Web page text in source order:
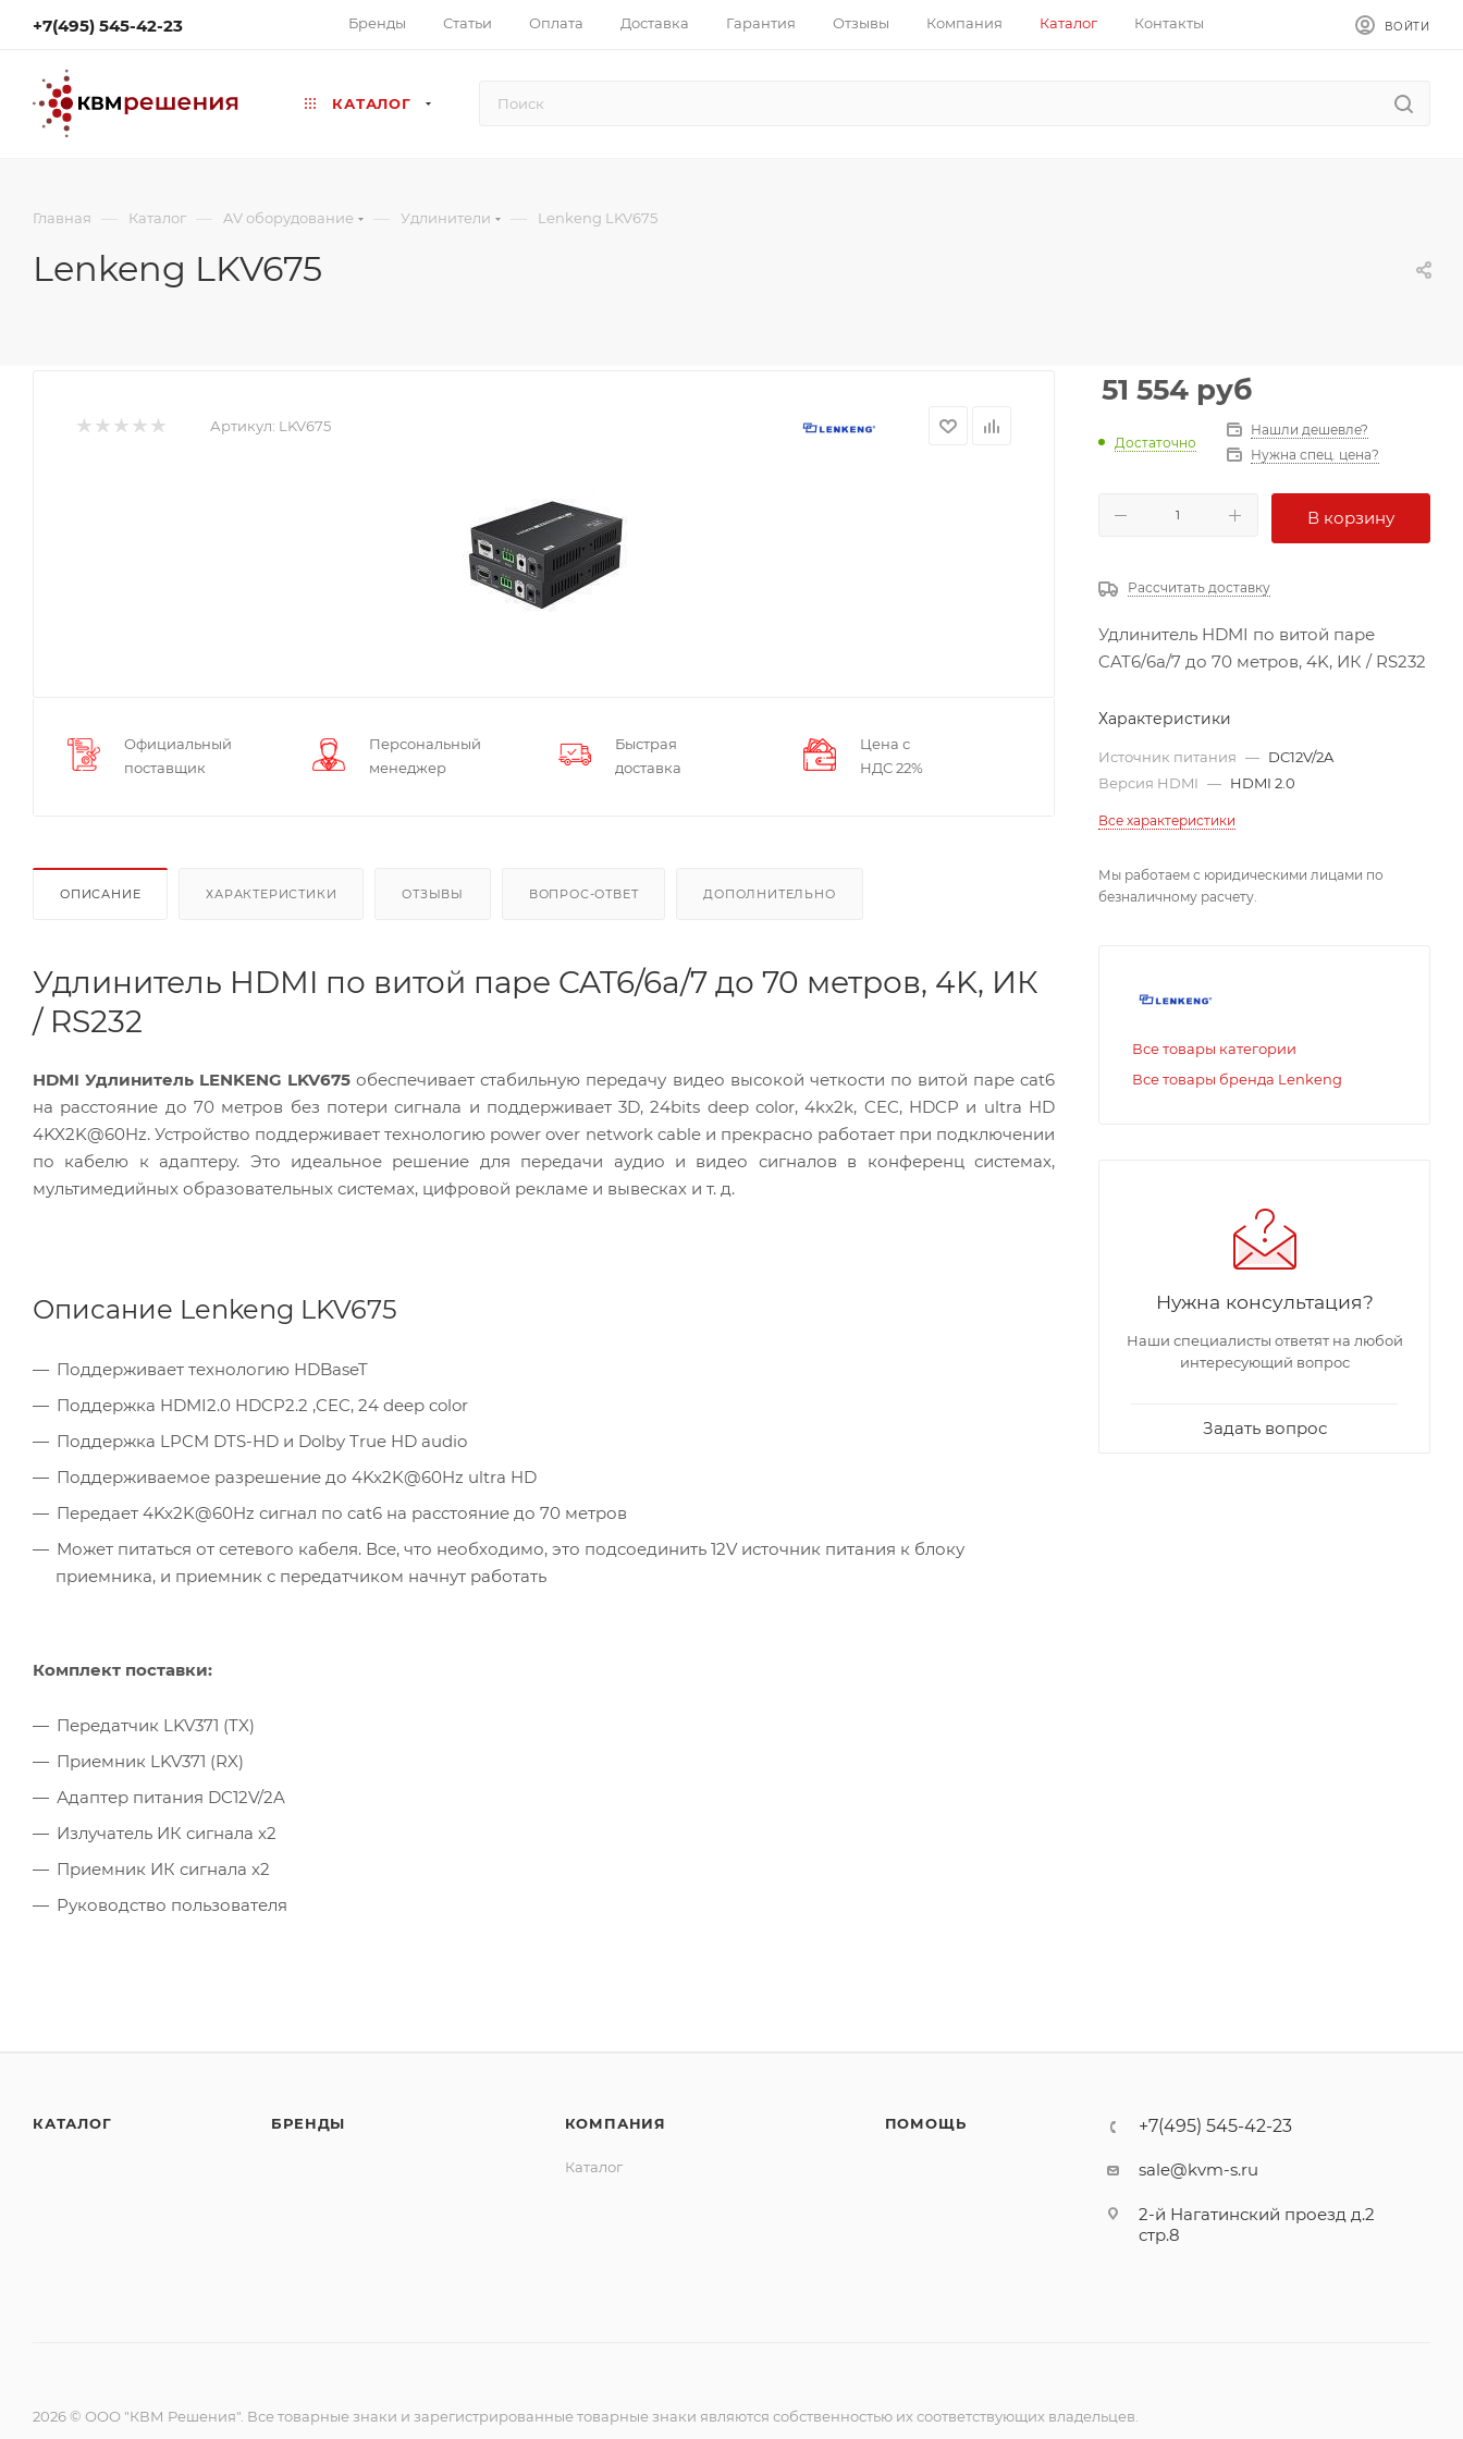
+7(495) 545-42-23 Бренды Статьи Оплата Доставка Гарантия Отзывы Компания Каталог Контакты ВОЙТИ
КАТАЛОГ
Главная — Каталог — AV оборудование — Удлинители — Lenkeng LKV675
Lenkeng LKV675
Артикул: LKV675
Официальный
поставщик
Персональный
менеджер
Быстрая
доставка
Цена с
НДС 22%
ОПИСАНИЕ ХАРАКТЕРИСТИКИ ОТЗЫВЫ ВОПРОС-ОТВЕТ ДОПОЛНИТЕЛЬНО
Удлинитель HDMI по витой паре CAT6/6a/7 до 70 метров, 4K, ИК
/ RS232
HDMI Удлинитель LENKENG LKV675обеспечивает стабильную передачу видео высокой четкости по витой паре cat6
на расстояние до 70 метров без потери сигнала и поддерживает 3D, 24bits deep color, 4kx2k, CEC, HDCP и ultra HD
4KX2K@60Hz. Устройство поддерживает технологию power over network cable и прекрасно работает при подключении
по кабелю к адаптеру. Это идеальное решение для передачи аудио и видео сигналов в конференц системах,
мультимедийных образовательных системах, цифровой рекламе и вывесках и т. д.
Описание Lenkeng LKV675
Поддерживает технологию HDBaseT
Поддержка HDMI2.0 HDCP2.2 ,CEC, 24 deep color
Поддержка LPCM DTS-HD и Dolby True HD audio
Поддерживаемое разрешение до 4Kx2K@60Hz ultra HD
Передает 4Kx2K@60Hz сигнал по cat6 на расстояние до 70 метров
Может питаться от сетевого кабеля. Все, что необходимо, это подсоединить 12V источник питания к блоку
приемника, и приемник с передатчиком начнут работать
Комплект поставки:
Передатчик LKV371 (TX)
Приемник LKV371 (RX)
Адаптер питания DC12V/2A
Излучатель ИК сигнала x2
Приемник ИК сигнала x2
Руководство пользователя
51 554 руб
Достаточно
Нашли дешевле?
Нужна спец. цена?
В корзину
Рассчитать доставку
Удлинитель HDMI по витой паре
CAT6/6a/7 до 70 метров, 4K, ИК / RS232
Характеристики
Источник питания — DC12V/2A
Версия HDMI — HDMI 2.0
Все характеристики
Мы работаем с юридическими лицами по
безналичному расчету.
Все товары категории
Все товары бренда Lenkeng
Нужна консультация?
Наши специалисты ответят на любой
интересующий вопрос
Задать вопрос
КАТАЛОГ БРЕНДЫ КОМПАНИЯ
Каталог
ПОМОЩЬ +7(495) 545-42-23
sale@kvm-s.ru
2-й Нагатинский проезд д.2
стр.8
2026 © ООО "КВМ Решения". Все товарные знаки и зарегистрированные товарные знаки являются собственностью их соответствующих владельцев.